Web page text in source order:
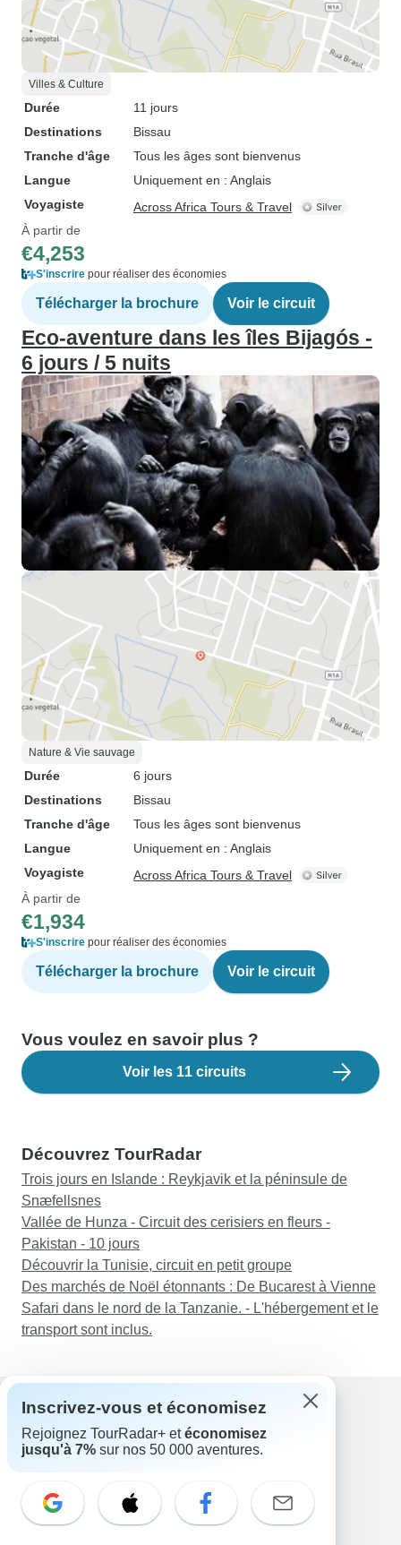
Villes & Culture
Durée
11 jours
Destinations
Bissau
Tranche d'âge
Tous les âges sont bienvenus
Langue
Uniquement en : Anglais
Voyagiste
Across Africa Tours & Travel
À partir de
€4,253
S'inscrire pour réaliser des économies
Télécharger la brochure Voir le circuit
Eco-aventure dans les îles Bijagós -
6 jours / 5 nuits
Nature & Vie sauvage
Durée
6 jours
Destinations
Bissau
Tranche d'âge
Tous les âges sont bienvenus
Langue
Uniquement en : Anglais
Voyagiste
Across Africa Tours & Travel
À partir de
€1,934
S'inscrire pour réaliser des économies
Télécharger la brochure Voir le circuit
Vous voulez en savoir plus ?
Voir les 11 circuits
Découvrez TourRadar
Trois jours en Islande : Reykjavik et la péninsule de
Snæfellsnes
Vallée de Hunza - Circuit des cerisiers en fleurs -
Pakistan - 10 jours
Découvrir la Tunisie, circuit en petit groupe
Des marchés de Noël étonnants : De Bucarest à Vienne
Safari dans le nord de la Tanzanie. - L'hébergement et le
transport sont inclus.
Assistance
Contactez-nous
E-mail: support@tourradar.com
Sélectionnez la langue
Inscrivez-vous et économisez
Rejoignez TourRadar+ etéconomisez
jusqu'à 7% sur nos 50 000 aventures.